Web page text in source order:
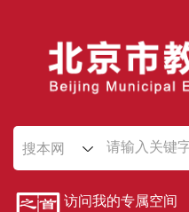
搜本网
访问我的专属空间